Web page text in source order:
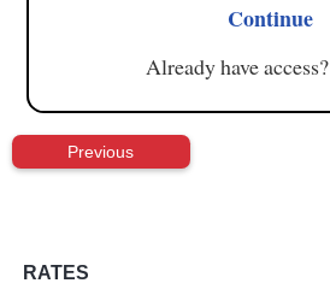
Continue
Already have access?
Previous
RATES